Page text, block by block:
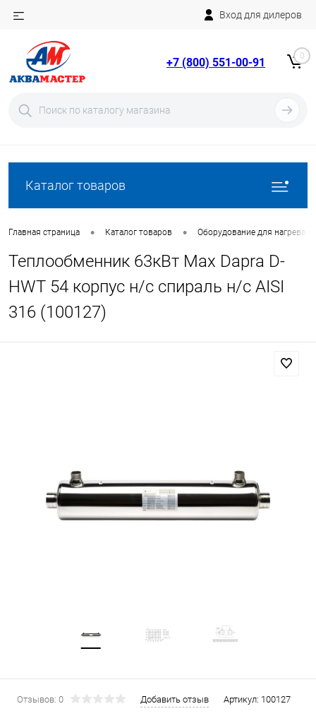
Вход для дилеров
+7 (800) 551-00-91 0
Каталог товаров
Главная страница • Каталог товаров • Оборудование для нагрева
Теплообменник 63кВт Max Dapra D-
HWT 54 корпус н/с спираль н/с AISI
316 (100127)
Отзывов: 0 Добавить отзыв Артикул: 100127